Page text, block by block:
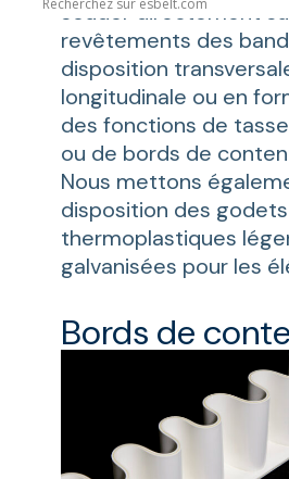
souder directement
revêtements des
disposition
longitudinale ou en
des fonctions de
ou de bords de
Nous mettons
disposition des godets
thermoplastiques
galvanisées pour les
Bords de